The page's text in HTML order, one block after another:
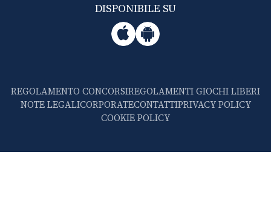
DISPONIBILE SU
REGOLAMENTO CONCORSIREGOLAMENTI GIOCHI LIBERI
NOTE LEGALICORPORATECONTATTIPRIVACY POLICY
COOKIE POLICY